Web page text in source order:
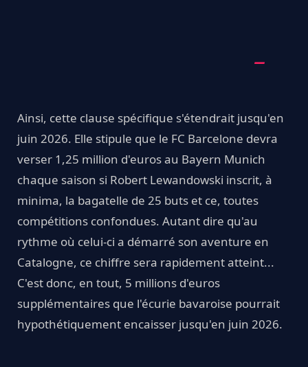
Ainsi, cette clause spécifique s'étendrait jusqu'en
juin 2026. Elle stipule que le FC Barcelone devra
verser 1,25 million d'euros au Bayern Munich
chaque saison si Robert Lewandowski inscrit, à
minima, la bagatelle de 25 buts et ce, toutes
compétitions confondues. Autant dire qu'au
rythme où celui-ci a démarré son aventure en
Catalogne, ce chiffre sera rapidement atteint...
C'est donc, en tout, 5 millions d'euros
supplémentaires que l'écurie bavaroise pourrait
hypothétiquement encaisser jusqu'en juin 2026.